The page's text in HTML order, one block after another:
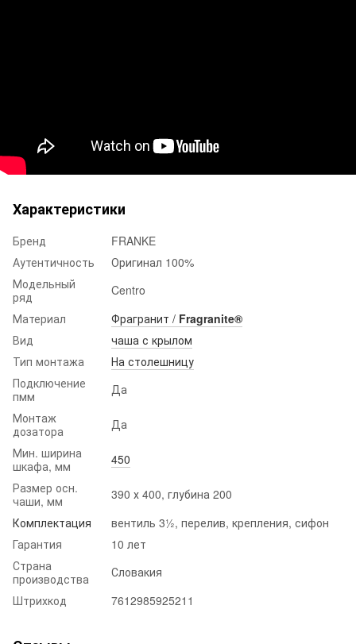
Характеристики
Бренд
FRANKE
Аутентичность
Оригинал 100%
Модельный
ряд
Centro
Материал
Фрагранит / Fragranite®
Вид
чаша с крылом
Тип монтажа
На столешницу
Подключение
пмм
Да
Монтаж
дозатора
Да
Мин. ширина
шкафа, мм
450
Размер осн.
чаши, мм
390 х 400, глубина 200
Комплектация
вентиль 3½, перелив, крепления, сифон
Гарантия
10 лет
Страна
производства
Словакия
Штрихкод
7612985925211